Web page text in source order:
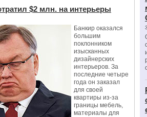
$2 млн. на интерьеры
Банкир оказался
большим
поклонником
изысканных
дизайнерских
интерьеров. За
последние четыре
года он заказал
для своей
квартиры из-за
границы мебель,
материалы для